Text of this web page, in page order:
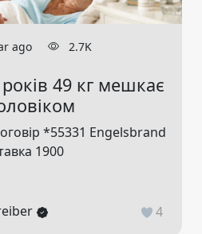
ago 2.7K
49 кг мешкає
*55331 Engelsbrand
1900
4